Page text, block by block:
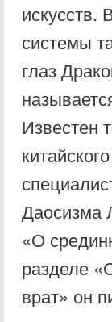
искусств.
системы
глаз
Известен
Даосизма
«О
разделе
врат» он